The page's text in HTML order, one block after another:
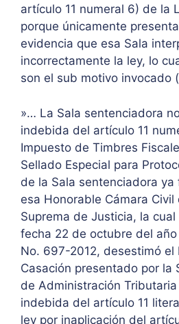
artículo 11 numeral 6) de la
porque únicamente
evidencia que esa Sala
incorrectamente la ley, lo
son el sub motivo invocado
»… La Sala sentenciadora
indebida del artículo 11
Impuesto de Timbres
Sellado Especial para
de la Sala sentenciadora
esa Honorable Cámara Civil
Suprema de Justicia, la
fecha 22 de octubre del
No. 697-2012, desestimó el
Casación presentado por la
de Administración
indebida del artículo 11
ley por inaplicación del